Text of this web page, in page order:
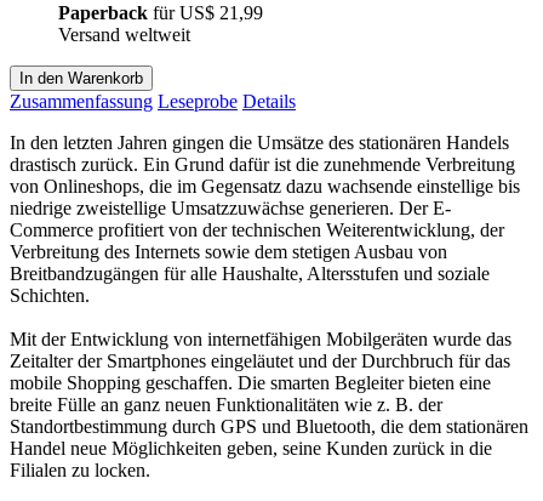
Paperback fürUS$ 21,99
Versand weltweit
In den Warenkorb
Zusammenfassung Leseprobe Details
In den letzten Jahren gingen die Umsätze des stationären Handels
drastisch zurück. Ein Grund dafür ist die zunehmende Verbreitung
von Onlineshops, die im Gegensatz dazu wachsende einstellige bis
niedrige zweistellige Umsatzzuwächse generieren. Der E-
Commerce profitiert von der technischen Weiterentwicklung, der
Verbreitung des Internets sowie dem stetigen Ausbau von
Breitbandzugängen für alle Haushalte, Altersstufen und soziale
Schichten.
Mit der Entwicklung von internetfähigen Mobilgeräten wurde das
Zeitalter der Smartphones eingeläutet und der Durchbruch für das
mobile Shopping geschaffen. Die smarten Begleiter bieten eine
breite Fülle an ganz neuen Funktionalitäten wie z. B. der
Standortbestimmung durch GPS und Bluetooth, die dem stationären
Handel neue Möglichkeiten geben, seine Kunden zurück in die
Filialen zu locken.